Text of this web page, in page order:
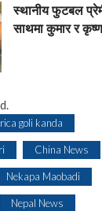
स्थानीय फुटबल
साथमा कुमार र
goli kanda
China News
Nekapa Maobadi
Nepal News